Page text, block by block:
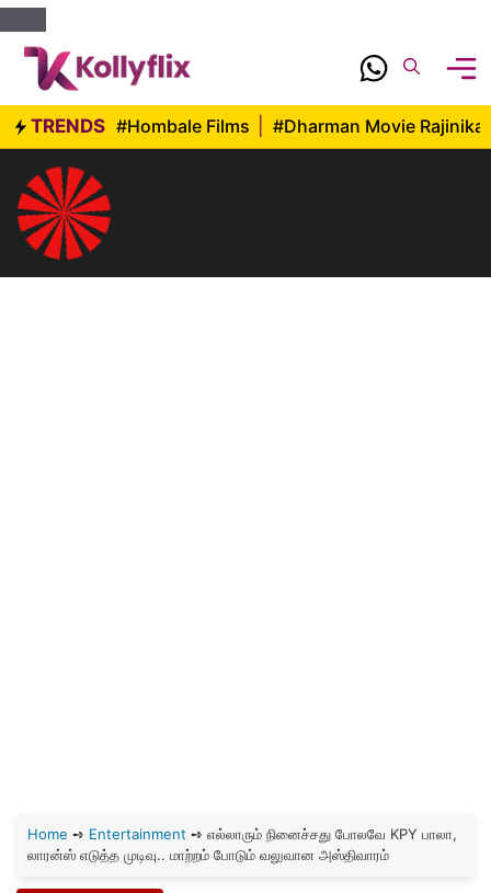
Skip
content
TRENDS #Hombale Films #Dharman Movie
Home ➺ Entertainment ➺ எல்லாரும் நினைச்சது போலவே KPY பாலா,
லாரன்ஸ் எடுத்த முடிவு.. மாற்றம் போடும் வலுவான அஸ்திவாரம்